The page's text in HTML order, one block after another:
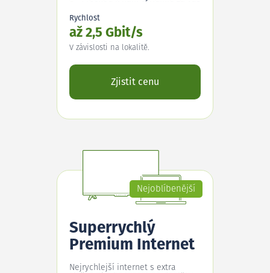
Rychlost
až 2,5 Gbit/s
V závislosti na lokalitě.
Zjistit cenu
Nejoblíbenější
Superrychlý
Premium Internet
Nejrychlejší internet s extra